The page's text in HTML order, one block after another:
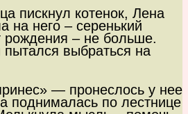
пискнул котенок, Лена
на него – серенький
рождения – не больше.
пытался выбраться на
— пронеслось у нее
поднималась по лестнице